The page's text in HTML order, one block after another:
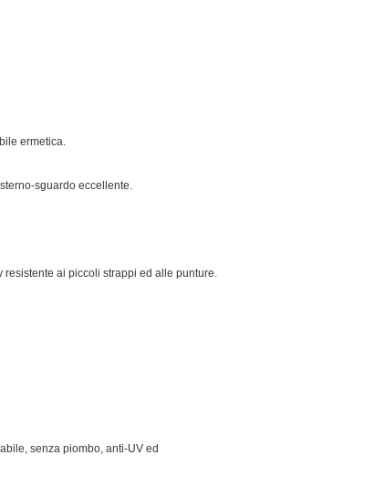
ermetica.
sguardo eccellente.
ai piccoli strappi ed alle punture.
senza piombo, anti-UV ed